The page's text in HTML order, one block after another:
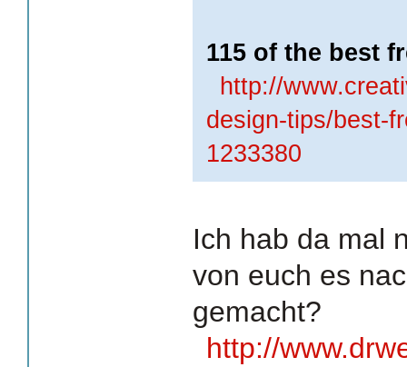
115 of the best
http://
design-tips/best-
1233380
Ich hab da mal
von euch es
gemacht?
http://